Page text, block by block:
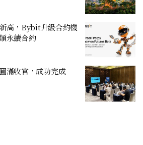
高，Bybit升級合約機
永續合約
滿收官，成功完成